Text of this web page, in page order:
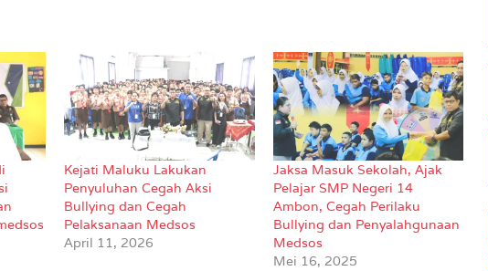
Kejati Maluku Lakukan
Penyuluhan Cegah Aksi
Bullying dan Cegah
Pelaksanaan Medsos
April 11, 2026
Jaksa Masuk Sekolah, Ajak
Pelajar SMP Negeri 14
Ambon, Cegah Perilaku
Bullying dan Penyalahgunaan
Medsos
Mei 16, 2025